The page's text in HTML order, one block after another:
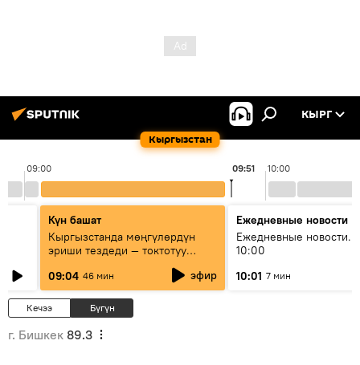
Кыргызстан
КЫРГ
09:00 10:00
09:51
Күн башат
Кыргызстанда мөңгүлөрдүн
эриши тездеди — токтотуу
09:04 46 мин эфир
Ежедневные новости
Ежедневные новости.
10:00
10:01 7 мин
Кечээ Бүгүн
г. Бишкек 89.3